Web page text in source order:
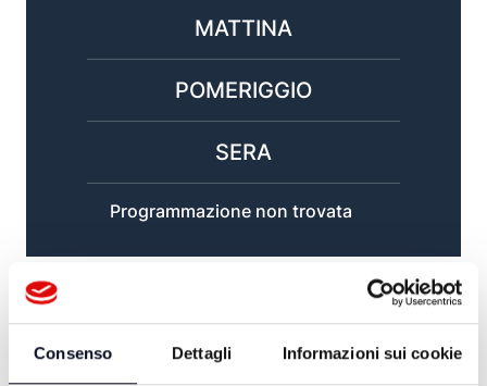
Consenso Dettagli Informazioni sui cookie
MATTINA
POMERIGGIO
SERA
Programmazione non trovata